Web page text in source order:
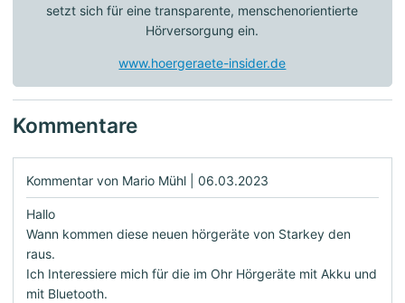
setzt sich für eine transparente, menschenorientierte
Hörversorgung ein.
www.hoergeraete-insider.de
Kommentare
Kommentar von Mario Mühl | 06.03.2023
Hallo
Wann kommen diese neuen hörgeräte von Starkey den
raus.
Ich Interessiere mich für die im Ohr Hörgeräte mit Akku und
mit Bluetooth.